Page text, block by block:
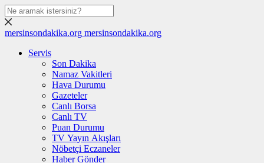
mersinsondakika.org mersinsondakika.org
Servis
Son Dakika
Namaz Vakitleri
Hava Durumu
Gazeteler
Canlı Borsa
Canlı TV
Puan Durumu
TV Yayın Akışları
Nöbetçi Eczaneler
Haber Gönder